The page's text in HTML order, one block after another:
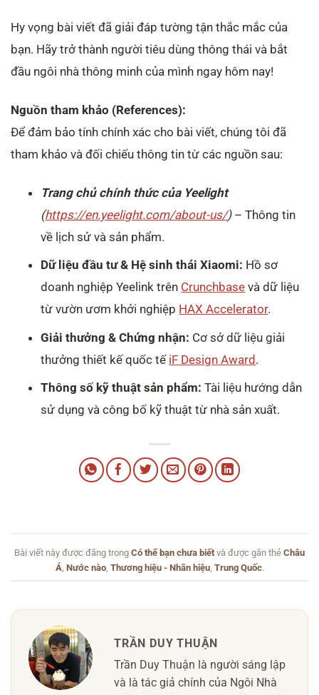
Hy vọng bài viết đã giải đáp tường tận thắc mắc của
bạn. Hãy trở thành người tiêu dùng thông thái và bắt
đầu ngôi nhà thông minh của mình ngay hôm nay!
Nguồn tham khảo (References):
Để đảm bảo tính chính xác cho bài viết, chúng tôi đã
tham khảo và đối chiếu thông tin từ các nguồn sau:
Trang chủ chính thức của Yeelight
(https://en.yeelight.com/about-us/)– Thông tin
về lịch sử và sản phẩm.
Dữ liệu đầu tư & Hệ sinh thái Xiaomi: Hồ sơ
doanh nghiệp Yeelink trên Crunchbase và dữ liệu
từ vườn ươm khởi nghiệp HAX Accelerator.
Giải thưởng & Chứng nhận: Cơ sở dữ liệu giải
thưởng thiết kế quốc tế iF Design Award.
Thông số kỹ thuật sản phẩm: Tài liệu hướng dẫn
sử dụng và công bố kỹ thuật từ nhà sản xuất.
Bài viết này được đăng trong Có thể bạn chưa biết và được gắn thẻ Châu
Á, Nước nào, Thương hiệu - Nhãn hiệu, Trung Quốc.
TRẦN DUY THUẬN
Trần Duy Thuận là người sáng lập
và là tác giả chính của Ngôi Nhà